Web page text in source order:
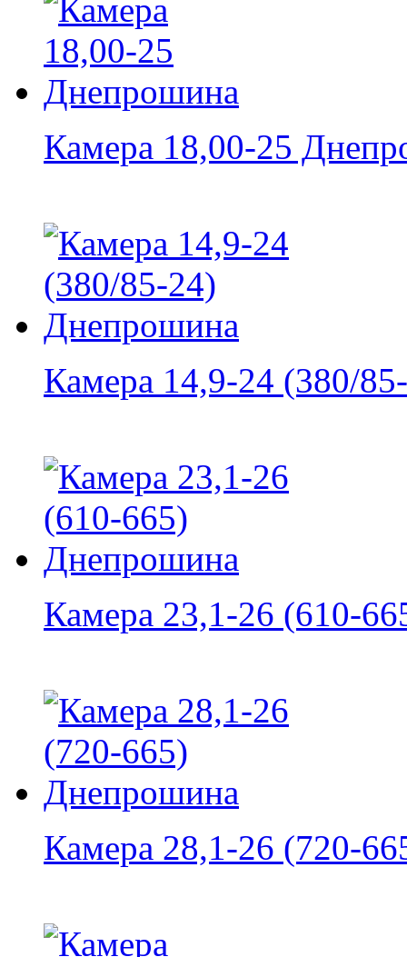
Камера 18,00-25
Камера 14,9-24 (380/
Камера 23,1-26 (610-
Камера 28,1-26 (720-